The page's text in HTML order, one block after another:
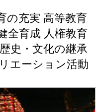
の充実 高等教育
全育成 人権教育
史・文化の継承
エーション活動